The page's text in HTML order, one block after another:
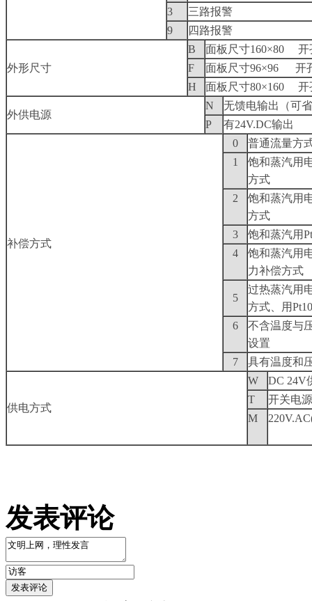
3
三路报警
9
四路报警
外形尺寸
B
面板尺寸160×80 开
F
面板尺寸96×96 开
H
面板尺寸80×160 开
外供电源
N
无馈电输出（可
P
有24V.DC输出
补偿方式
0
普通流量方
1
饱和蒸汽用
方式
2
饱和蒸汽用
方式
3
饱和蒸汽用
4
饱和蒸汽用
力补偿方式
5
过热蒸汽用
方式、用
6
不含温度与
设置
7
具有温度和
供电方式
W
DC 24V
T
开关电
M
发表评论